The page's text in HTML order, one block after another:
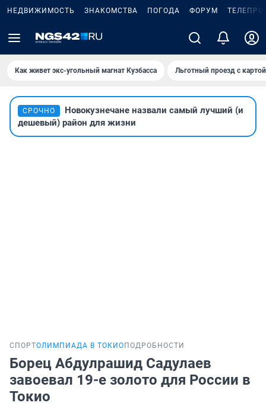
НЕДВИЖИМОСТЬ ЗНАКОМСТВА ПОГОДА ФОРУМ
Как живет экс-угольный магнат Кузбасса Льготный проезд с
СРОЧНО
Новокузнечане назвали самый лучший (и
дешевый) район для жизни
СПОРТОЛИМПИАДА В ТОКИО ПОДРОБНОСТИ
Борец Абдулрашид Садулаев
завоевал 19-е золото для России в
Токио